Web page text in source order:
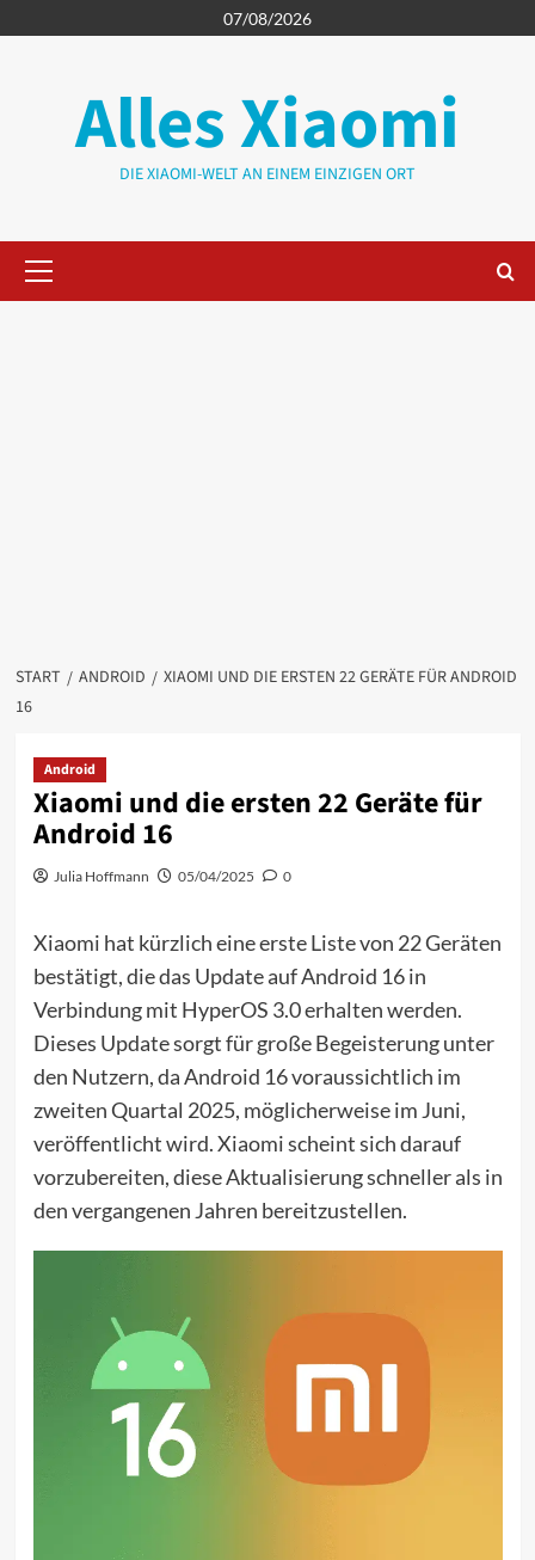
Inhalt
07/08/2026
Alles Xiaomi
DIE XIAOMI-WELT AN EINEM EINZIGEN ORT
Menü
START ANDROID
XIAOMI UND DIE ERSTEN 22 GERÄTE FÜR ANDROID
16
Android
Xiaomi und die ersten 22 Geräte für
Android 16
Julia Hoffmann 05/04/2025 0
Xiaomi hat kürzlich eine erste Liste von 22 Geräten
bestätigt, die das Update auf Android 16 in
Verbindung mit HyperOS 3.0 erhalten werden.
Dieses Update sorgt für große Begeisterung unter
den Nutzern, da Android 16 voraussichtlich im
zweiten Quartal 2025, möglicherweise im Juni,
veröffentlicht wird. Xiaomi scheint sich darauf
vorzubereiten, diese Aktualisierung schneller als in
den vergangenen Jahren bereitzustellen.